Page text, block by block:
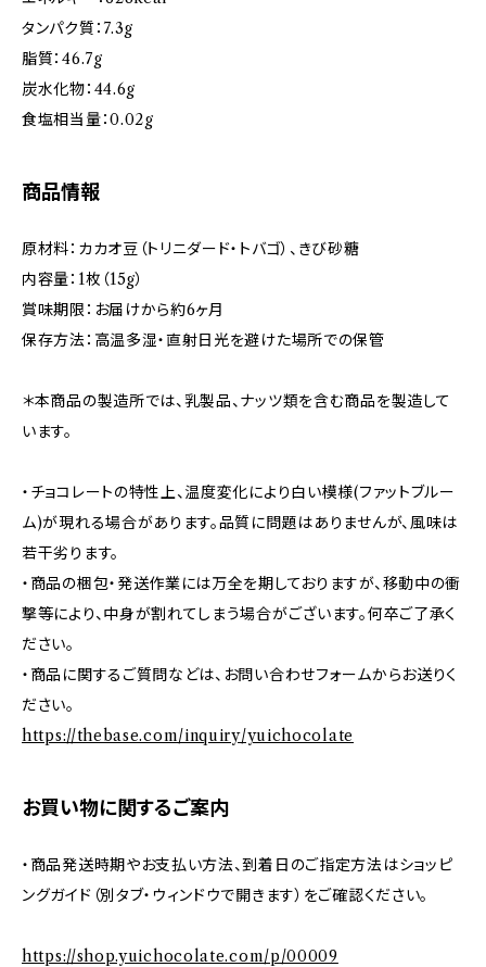
タンパク質：7.3g
脂質：46.7g
炭水化物：44.6g
食塩相当量：0.02g
商品情報
原材料：カカオ豆（トリニダード・トバゴ）、きび砂糖
内容量：1枚（15g）
賞味期限：お届けから約6ヶ月
保存方法：高温多湿・直射日光を避けた場所での保管
＊本商品の製造所では、乳製品、ナッツ類を含む商品を製造して
います。
・チョコレートの特性上、温度変化により白い模様(ファットブルー
ム)が現れる場合があります。品質に問題はありませんが、風味は
若干劣ります。
・商品の梱包・発送作業には万全を期しておりますが、移動中の衝
撃等により、中身が割れてしまう場合がございます。何卒ご了承く
ださい。
・商品に関するご質問などは、お問い合わせフォームからお送りく
ださい。
https://thebase.com/inquiry/yuichocolate
お買い物に関するご案内
・商品発送時期やお支払い方法、到着日のご指定方法はショッピ
ングガイド（別タブ・ウィンドウで開きます）をご確認ください。
https://shop.yuichocolate.com/p/00009